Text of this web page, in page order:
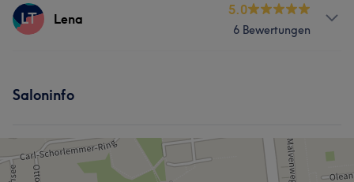
Portfolio
Services
LT Lena
5.0
6 Bewertungen
Saloninfo